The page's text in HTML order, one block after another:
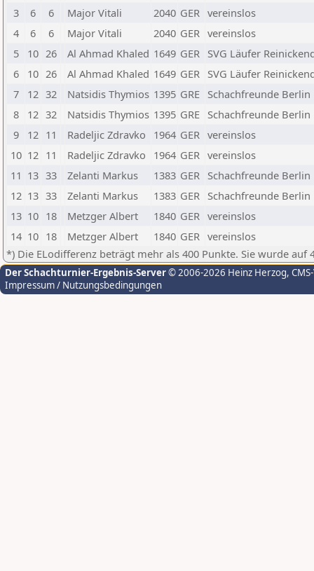
3
6 6 Major Vitali 2040 GER vereinslos
4
6 6 Major Vitali 2040 GER vereinslos
5
10 26 Al Ahmad Khaled 1649 GER SVG Läufer
6
10 26 Al Ahmad Khaled 1649 GER SVG Läufer
7
12 32 Natsidis Thymios 1395 GRE Schachfreunde Berlin
8
12 32 Natsidis Thymios 1395 GRE Schachfreunde Berlin
9
12 11 Radeljic Zdravko 1964 GER vereinslos
10 12 11 Radeljic Zdravko 1964 GER vereinslos
11 13 33 Zelanti Markus 1383 GER Schachfreunde Berlin
12 13 33 Zelanti Markus 1383 GER Schachfreunde Berlin
13 10 18 Metzger Albert 1840 GER vereinslos
14 10 18 Metzger Albert 1840 GER vereinslos
*) Die ELodifferenz beträgt mehr als 400 Punkte. Sie wurde auf
Der Schachturnier-Ergebnis-Server© 2006-2026 Heinz Herzog,
Impressum / Nutzungsbedingungen